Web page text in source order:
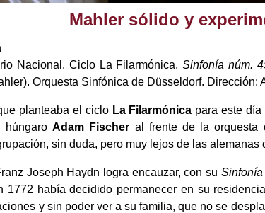
Mahler sólido y
Nacional. Ciclo La Filarmónica.Sinfonía núm.
Orquesta Sinfónica de Düsseldorf. Dirección:
planteaba el cicloLa Filarmónica para este
húngaroAdam Fischer al frente de la
sin duda, pero muy lejos de las alemanas
Joseph Haydn logra encauzar, con su
1772 había decidido permanecer en su
y sin poder ver a su familia, que no se